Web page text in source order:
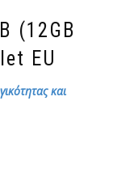
(12GB
EU
και